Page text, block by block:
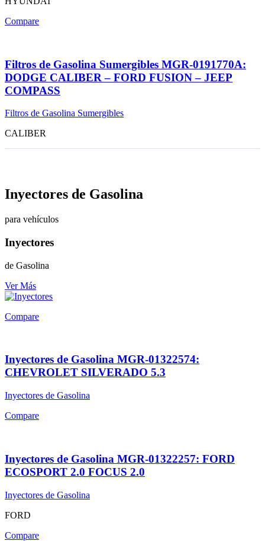
Compare
Filtros de Gasolina Sumergibles MGR-0191770A:
DODGE CALIBER – FORD FUSION – JEEP
COMPASS
Filtros de Gasolina Sumergibles
CALIBER
Inyectores de Gasolina
para vehículos
Inyectores
de Gasolina
Ver Más
Compare
Inyectores de Gasolina MGR-01322574:
CHEVROLET SILVERADO 5.3
Inyectores de Gasolina
Compare
Inyectores de Gasolina MGR-01322257: FORD
ECOSPORT 2.0 FOCUS 2.0
Inyectores de Gasolina
FORD
Compare